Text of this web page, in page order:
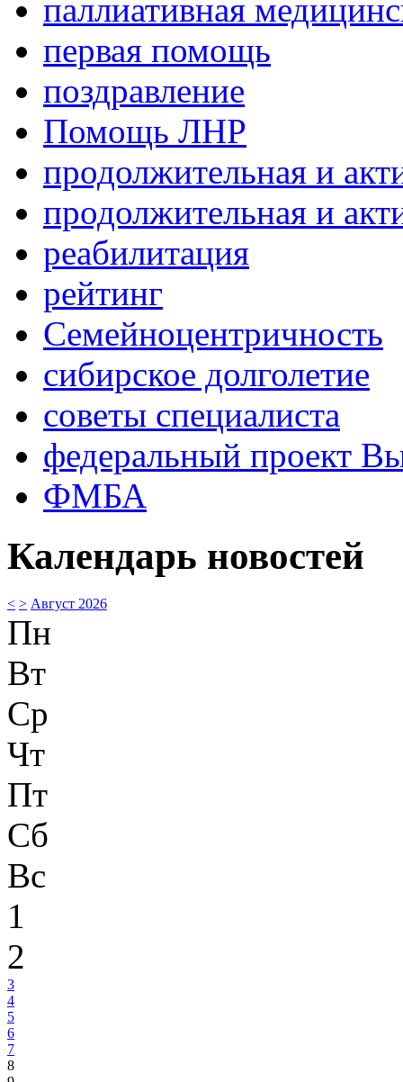
паллиативная
первая помощь
поздравление
Помощь ЛНР
продолжительная и
продолжительная и
реабилитация
рейтинг
Семейноцентричность
сибирское долголетие
советы специалиста
федеральный проект
ФМБА
Календарь новостей
< > Август 2026
Пн
Вт
Ср
Чт
Пт
Сб
Вс
1
2
3
4
5
6
7
8